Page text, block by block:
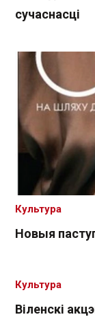
сучаснасці
Новыя
Культура
Віленскі
Культура